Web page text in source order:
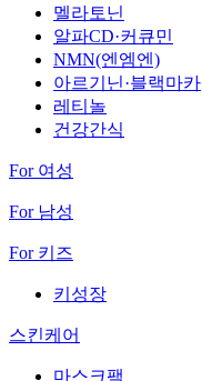
멜라토닌
알파CD·커큐민
NMN(엔엠엔)
아르기닌·블랙마카
레티놀
건강간식
For 여성
For 남성
For 키즈
키성장
스킨케어
마스크팩